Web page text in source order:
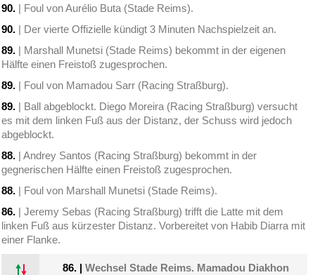
90. | Foul von Aurélio Buta (Stade Reims).
90. | Der vierte Offizielle kündigt 3 Minuten Nachspielzeit an.
89. | Marshall Munetsi (Stade Reims) bekommt in der eigenen
Hälfte einen Freistoß zugesprochen.
89. | Foul von Mamadou Sarr (Racing Straßburg).
89. | Ball abgeblockt. Diego Moreira (Racing Straßburg) versucht
es mit dem linken Fuß aus der Distanz, der Schuss wird jedoch
abgeblockt.
88. | Andrey Santos (Racing Straßburg) bekommt in der
gegnerischen Hälfte einen Freistoß zugesprochen.
88. | Foul von Marshall Munetsi (Stade Reims).
86. | Jeremy Sebas (Racing Straßburg) trifft die Latte mit dem
linken Fuß aus kürzester Distanz. Vorbereitet von Habib Diarra mit
einer Flanke.
86. |Wechsel Stade Reims. Mamadou Diakhon